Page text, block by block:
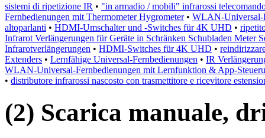
sistemi di ripetizione IR • "in armadio / mobili" infrarossi
Fernbedienungen mit Thermometer Hygrometer• WLAN-Universal-
altoparlanti • HDMI-Umschalter und -Switches für 4K UHD •
Infrarot Verlängerungen für Geräte in Schränken Schubladen Meter
Infrarotverlängerungen • HDMI-Switches für 4K UHD •
Extenders • Lernfähige Universal-Fernbedienungen • IR
WLAN-Universal-Fernbedienungen mit Lernfunktion & App-
• distributore infrarossi nascosto con trasmettitore e ricevitore
(2) Scarica manuale,